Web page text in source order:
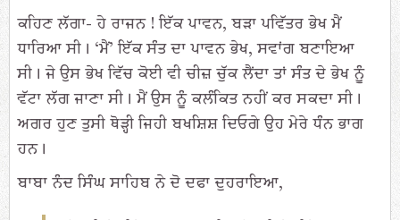
ਕਹਿਣ ਲੱਗਾ- ਹੇ ਰਾਜਨ ! ਇੱਕ ਪਾਵਨ, ਬੜਾ ਪਵਿੱਤਰ ਭੇਖ ਮੈਂ
ਧਾਰਿਆ ਸੀ। ‘ਮੈਂ’ ਇੱਕ ਸੰਤ ਦਾ ਪਾਵਨ ਭੇਖ, ਸਵਾਂਗ ਬਣਾਇਆ
ਸੀ। ਜੇ ਉਸ ਭੇਖ ਵਿੱਚ ਕੋਈ ਵੀ ਚੀਜ਼ ਚੁੱਕ ਲੈਂਦਾ ਤਾਂ ਸੰਤ ਦੇ ਭੇਖ ਨੂੰ
ਵੱਟਾ ਲੱਗ ਜਾਣਾ ਸੀ। ਮੈਂ ਉਸ ਨੂੰ ਕਲੰਕਿਤ ਨਹੀਂ ਕਰ ਸਕਦਾ ਸੀ।
ਅਗਰ ਹੁਣ ਤੁਸੀ ਥੋੜ੍ਹੀ ਜਿਹੀ ਬਖਸ਼ਿਸ਼ ਦਿਓਗੇ ਉਹ ਮੇਰੇ ਧੰਨ ਭਾਗ
ਹਨ।
ਬਾਬਾ ਨੰਦ ਸਿੰਘ ਸਾਹਿਬ ਨੇ ਦੋ ਦਫਾ ਦੁਹਰਾਇਆ,